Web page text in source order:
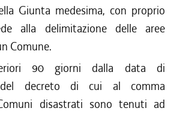
Giunta medesima, con proprio
alla delimitazione delle aree
Comune.
90 giorni dalla data di
del decreto di cui al comma
disastrati sono tenuti ad